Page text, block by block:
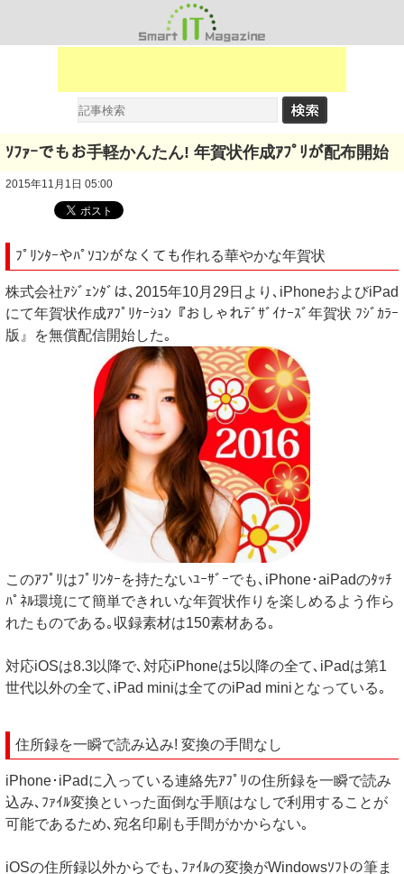
ｿﾌｧｰでもお手軽かんたん! 年賀状作成ｱﾌﾟﾘが配布開始
2015年11月1日 05:00
ﾌﾟﾘﾝﾀｰやﾊﾟｿｺﾝがなくても作れる華やかな年賀状
株式会社ｱｼﾞｪﾝﾀﾞは､2015年10月29日より､iPhoneおよびiPad
にて年賀状作成ｱﾌﾟﾘｹｰｼｮﾝ『おしゃれﾃﾞｻﾞｲﾅｰｽﾞ年賀状 ﾌｼﾞｶﾗｰ
版』を無償配信開始した｡
このｱﾌﾟﾘはﾌﾟﾘﾝﾀｰを持たないﾕｰｻﾞｰでも､iPhone･aiPadのﾀｯﾁ
ﾊﾟﾈﾙ環境にて簡単できれいな年賀状作りを楽しめるよう作ら
れたものである｡収録素材は150素材ある｡
対応iOSは8.3以降で､対応iPhoneは5以降の全て､iPadは第1
世代以外の全て､iPad miniは全てのiPad miniとなっている｡
住所録を一瞬で読み込み! 変換の手間なし
iPhone･iPadに入っている連絡先ｱﾌﾟﾘの住所録を一瞬で読み
込み､ﾌｧｲﾙ変換といった面倒な手順はなしで利用することが
可能であるため､宛名印刷も手間がかからない｡
iOSの住所録以外からでも､ﾌｧｲﾙの変換がWindowsｿﾌﾄの筆ま